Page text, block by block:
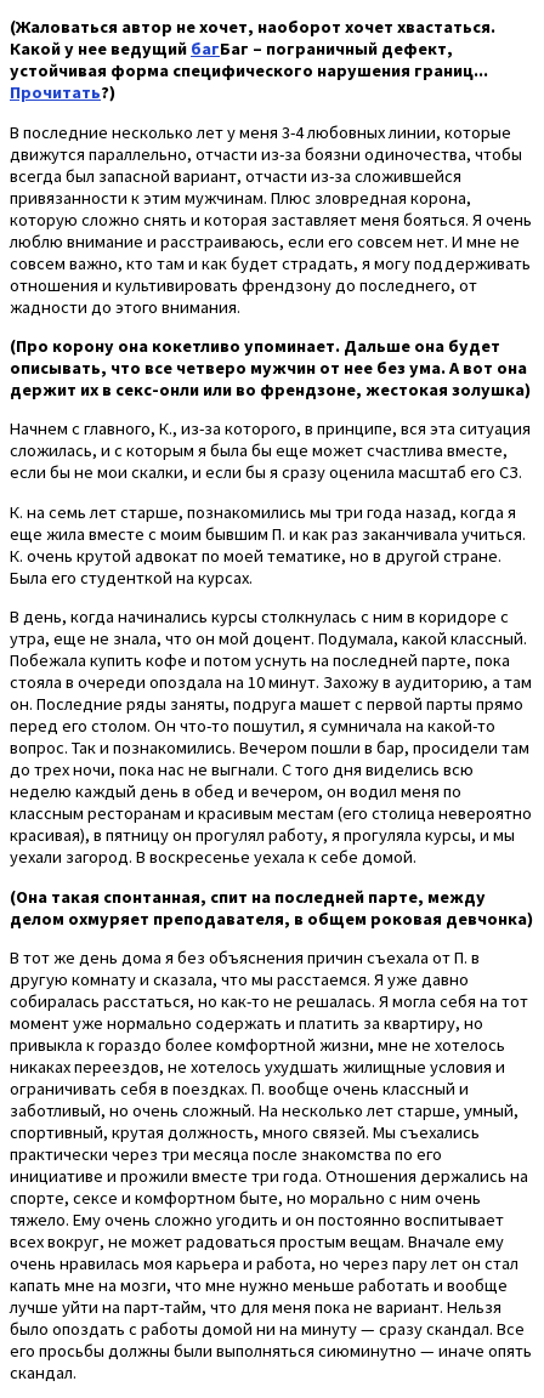
(Жаловаться автор не хочет, наоборот хочет хвастаться.
Какой у нее ведущий багБаг – пограничный дефект,
устойчивая форма специфического нарушения границ...
Прочитать?)
В последние несколько лет у меня 3-4 любовных линии, которые
движутся параллельно, отчасти из-за боязни одиночества, чтобы
всегда был запасной вариант, отчасти из-за сложившейся
привязанности к этим мужчинам. Плюс зловредная корона,
которую сложно снять и которая заставляет меня бояться. Я очень
люблю внимание и расстраиваюсь, если его совсем нет. И мне не
совсем важно, кто там и как будет страдать, я могу поддерживать
отношения и культивировать френдзону до последнего, от
жадности до этого внимания.
(Про корону она кокетливо упоминает. Дальше она будет
описывать, что все четверо мужчин от нее без ума. А вот она
держит их в секс-онли или во френдзоне, жестокая золушка)
Начнем с главного, К., из-за которого, в принципе, вся эта ситуация
сложилась, и с которым я была бы еще может счастлива вместе,
если бы не мои скалки, и если бы я сразу оценила масштаб его СЗ.
К. на семь лет старше, познакомились мы три года назад, когда я
еще жила вместе с моим бывшим П. и как раз заканчивала учиться.
К. очень крутой адвокат по моей тематике, но в другой стране.
Была его студенткой на курсах.
В день, когда начинались курсы столкнулась с ним в коридоре с
утра, еще не знала, что он мой доцент. Подумала, какой классный.
Побежала купить кофе и потом уснуть на последней парте, пока
стояла в очереди опоздала на 10 минут. Захожу в аудиторию, а там
он. Последние ряды заняты, подруга машет с первой парты прямо
перед его столом. Он что-то пошутил, я сумничала на какой-то
вопрос. Так и познакомились. Вечером пошли в бар, просидели там
до трех ночи, пока нас не выгнали. С того дня виделись всю
неделю каждый день в обед и вечером, он водил меня по
классным ресторанам и красивым местам (его столица невероятно
красивая), в пятницу он прогулял работу, я прогуляла курсы, и мы
уехали загород. В воскресенье уехала к себе домой.
(Она такая спонтанная, спит на последней парте, между
делом охмуряет преподавателя, в общем роковая девчонка)
В тот же день дома я без объяснения причин съехала от П. в
другую комнату и сказала, что мы расстаемся. Я уже давно
собиралась расстаться, но как-то не решалась. Я могла себя на тот
момент уже нормально содержать и платить за квартиру, но
привыкла к гораздо более комфортной жизни, мне не хотелось
никаках переездов, не хотелось ухудшать жилищные условия и
ограничивать себя в поездках. П. вообще очень классный и
заботливый, но очень сложный. На несколько лет старше, умный,
спортивный, крутая должность, много связей. Мы съехались
практически через три месяца после знакомства по его
инициативе и прожили вместе три года. Отношения держались на
спорте, сексе и комфортном быте, но морально с ним очень
тяжело. Ему очень сложно угодить и он постоянно воспитывает
всех вокруг, не может радоваться простым вещам. Вначале ему
очень нравилась моя карьера и работа, но через пару лет он стал
капать мне на мозги, что мне нужно меньше работать и вообще
лучше уйти на парт-тайм, что для меня пока не вариант. Нельзя
было опоздать с работы домой ни на минуту — сразу скандал. Все
его просьбы должны были выполняться сиюминутно — иначе опять
скандал.